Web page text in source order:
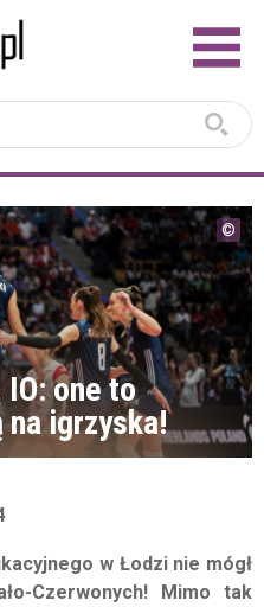
one to
na igrzyska!
w Łodzi nie mógł
Czerwonych! Mimo tak